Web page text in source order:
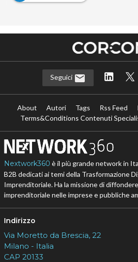
Seguici
About Autori Tags Rss Feed
Terms&Conditions Contenuti
Nextwork360 è il più grande network in
B2B dedicati ai temi della Trasformazione
Imprenditoriale. Ha la missione di
imprenditoriale nelle imprese e pubbliche
Indirizzo
Via Moretto da Brescia, 22
Milano - Italia
CAP 20133